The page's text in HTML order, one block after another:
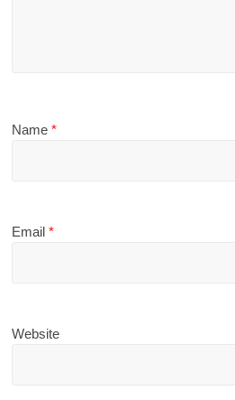
Name*
Email*
Website